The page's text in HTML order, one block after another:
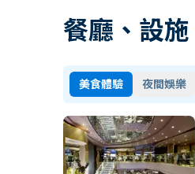
餐廳、設
美食體驗 夜間娛樂